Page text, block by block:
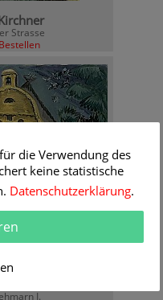
Strasse
I.
die Verwendung des
keine statistische
Datenschutzerklärung.